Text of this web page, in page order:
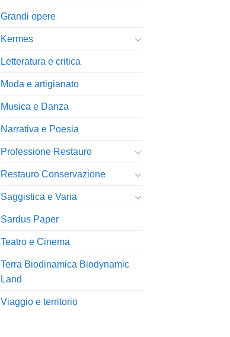
Grandi opere
Kermes
Letteratura e critica
Moda e artigianato
Musica e Danza
Narrativa e Poesia
Professione Restauro
Restauro Conservazione
Saggistica e Varia
Sardus Paper
Teatro e Cinema
Terra Biodinamica Biodynamic
Land
Viaggio e territorio